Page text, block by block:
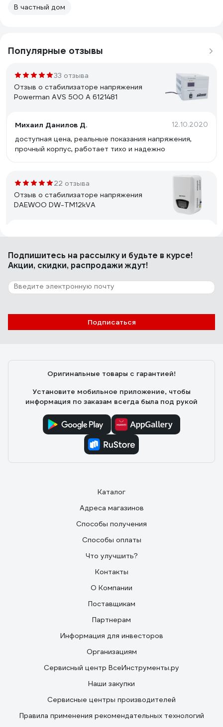
В частный дом
Популярные отзывы
33 отзыва
Отзыв о стабилизаторе напряжения
Powerman AVS 500 A 6121481
Михаил Данилов Д. 12.10.2020
доступная цена, реальные показания напряжения,
прочный корпус, работает тихо и надежно
22 отзыва
Отзыв о стабилизаторе напряжения
DAEWOO DW-TM12kVA
Байпас
3 отзыва
SmartWatt AVR SERVO 20000SF
надежное решение. Рекомендую.
Подпишитесь на рассылкуи будьте в курсе!
Акции, скидки, распродажи ждут!
Подписаться
Оригинальные товары с гарантией!
Установите мобильное приложение, чтобы
информация по заказам всегда была под рукой
Каталог
Адреса магазинов
Способы получения
Способы оплаты
Что улучшить?
Контакты
О Компании
Поставщикам
Партнерам
Информация для инвесторов
Организациям
Сервисный центр ВсеИнструменты.ру
Наши закупки
Сервисные центры производителей
Правила применения рекомендательных технологий